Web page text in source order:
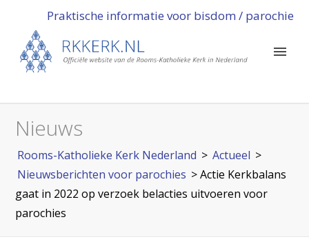
Praktische informatie voor bisdom / parochie
Nieuws
Rooms-Katholieke Kerk Nederland > Actueel >
Nieuwsberichten voor parochies >Actie Kerkbalans
gaat in 2022 op verzoek belacties uitvoeren voor
parochies